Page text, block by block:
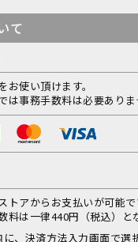
て
使い頂けます。
は事務手数料は必要ありま
アからお支払いが可能で
料は一律440円（税込）と
、決済方法入力画面で